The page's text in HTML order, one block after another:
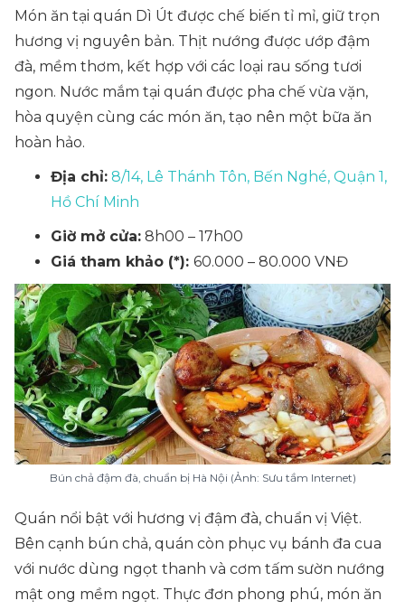
Món ăn tại quán Dì Út được chế biến tỉ mỉ, giữ trọn
hương vị nguyên bản. Thịt nướng được ướp đậm
đà, mềm thơm, kết hợp với các loại rau sống tươi
ngon. Nước mắm tại quán được pha chế vừa vặn,
hòa quyện cùng các món ăn, tạo nên một bữa ăn
hoàn hảo.
Địa chỉ: 8/14, Lê Thánh Tôn, Bến Nghé, Quận 1,
Hồ Chí Minh
Giờ mở cửa: 8h00 – 17h00
Giá tham khảo (*): 60.000 – 80.000 VNĐ
Bún chả đậm đà, chuẩn bị Hà Nội (Ảnh: Sưu tầm Internet)
Quán nổi bật với hương vị đậm đà, chuẩn vị Việt.
Bên cạnh bún chả, quán còn phục vụ bánh đa cua
với nước dùng ngọt thanh và cơm tấm sườn nướng
mật ong mềm ngọt. Thực đơn phong phú, món ăn